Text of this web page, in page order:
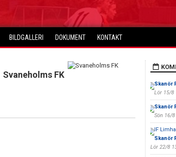
BILDGALLERI DOKUMENT KONTAKT
Svaneholms FK
Skanör
Lör 15/8
Skanör
Sön 16/
IF
Skanör
Lör 22/8